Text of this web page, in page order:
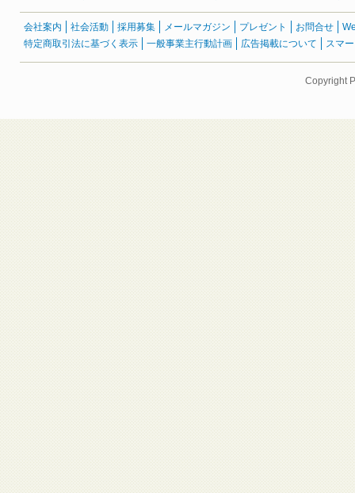
会社案内 社会活動 採用募集 メールマガジン プレゼント お問合せ
特定商取引法に基づく表示
一般事業主行動計画 広告掲載について スマ
Copyright